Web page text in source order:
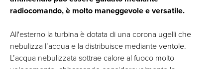
radiocomando, è molto maneggevole e versatile.
All'esterno la turbina è dotata di una corona ugelli che
nebulizza l’acqua e la distribuisce mediante ventole.
L’acqua nebulizzata sottrae calore al fuoco molto